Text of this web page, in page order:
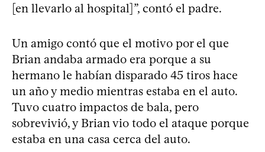
[en llevarlo al hospital]”, contó el padre.
Un amigo contó que el motivo por el que
Brian andaba armado era porque a su
hermano le habían disparado 45 tiros hace
un año y medio mientras estaba en el auto.
Tuvo cuatro impactos de bala, pero
sobrevivió, y Brian vio todo el ataque porque
estaba en una casa cerca del auto.